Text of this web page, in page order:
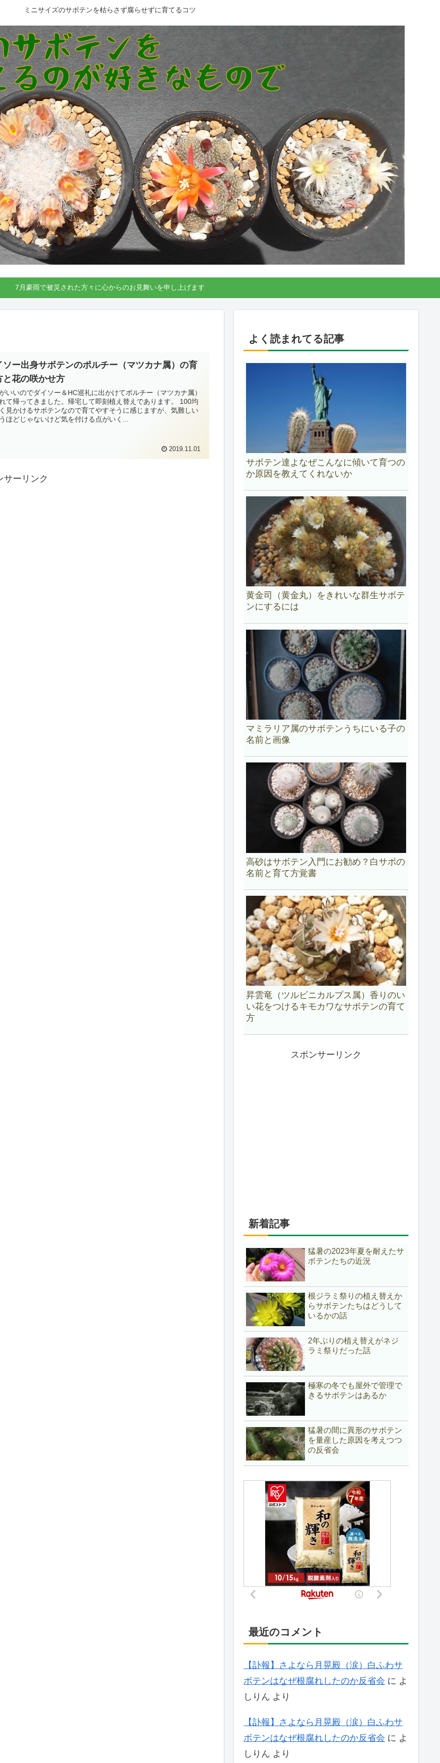
ミニサイズのサボテンを枯らさず腐らせずに育てるコツ
7月豪雨で被災された方々に心からのお見舞いを申し上げます
ソー出身サボテンのポルチー（マツカナ属）の育
と花の咲かせ方
いいのでダイソー＆HC巡礼に出かけてポルチー（マツカナ属）
て帰ってきました。帰宅して即刻植え替えであります。 100均
見かけるサボテンなので育てやすそうに感じますが、気難しい
ほどじゃないけど気を付ける点がいく...
2019.11.01
サーリンク
よく読まれてる記事
サボテン達よなぜこんなに傾いて育つの
か原因を教えてくれないか
黄金司（黄金丸）をきれいな群生サボテ
ンにするには
マミラリア属のサボテンうちにいる子の
名前と画像
高砂はサボテン入門にお勧め？白サボの
名前と育て方覚書
昇雲竜（ツルビニカルプス属）香りのい
い花をつけるキモカワなサボテンの育て
方
スポンサーリンク
新着記事
猛暑の2023年夏を耐えたサ
ボテンたちの近況
根ジラミ祭りの植え替えか
らサボテンたちはどうして
いるかの話
2年ぶりの植え替えがネジ
ラミ祭りだった話
極寒の冬でも屋外で管理で
きるサボテンはあるか
猛暑の間に異形のサボテン
を量産した原因を考えつつ
の反省会
最近のコメント
【訃報】さよなら月晃殿（涙）白ふわサ
ボテンはなぜ根腐れしたのか反省会 に よ
しりん より
【訃報】さよなら月晃殿（涙）白ふわサ
ボテンはなぜ根腐れしたのか反省会 に よ
しりん より